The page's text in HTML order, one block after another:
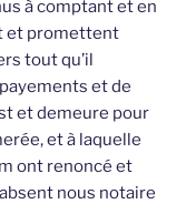
à comptant et en
et promettent
tout qu’il
et de
et demeure pour
et à laquelle
ont renoncé et
nous notaire